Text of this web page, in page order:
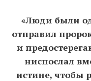
«Люди были
отправил
и
ниспослал
истине, чтобы